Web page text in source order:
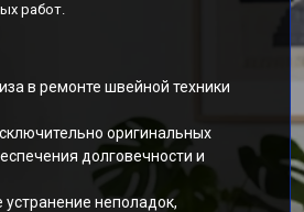
работ.
в ремонте швейной техники
оригинальных
долговечности и
устранение неполадок,